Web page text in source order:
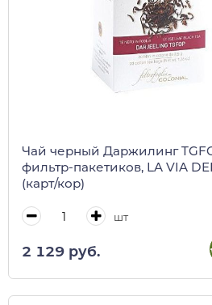
Чай черный Даржилинг
фильтр-пакетиков, LA VIA
(карт/кор)
шт
2 129 руб.